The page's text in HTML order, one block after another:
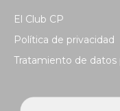
El Club CP
Política de privacidad
Tratamiento de datos